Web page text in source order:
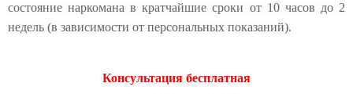
состояние наркомана в кратчайшие сроки от 10 часов до 2
недель (в зависимости от персональных показаний).
Консультация бесплатная